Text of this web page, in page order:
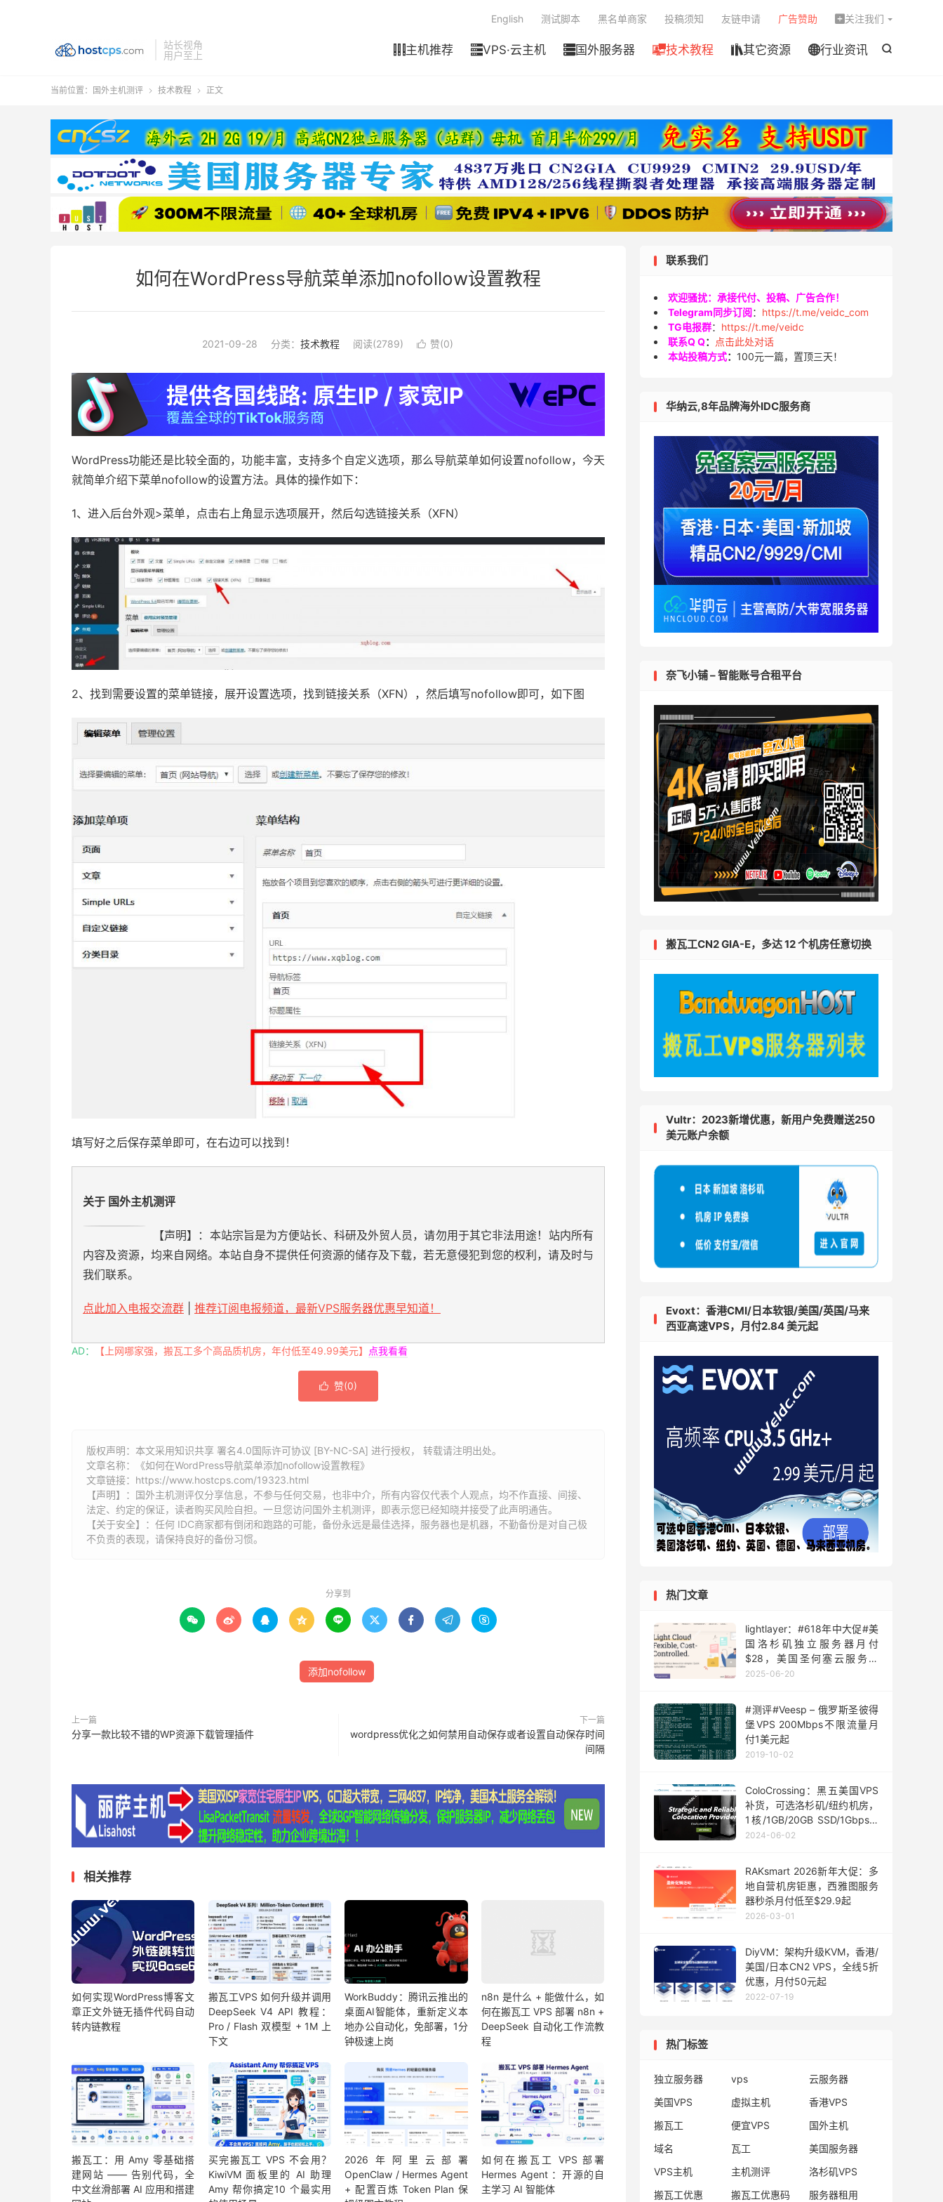
站长视角
用户至上

主机推荐 VPS·云主机 国外服务器 技术教程 其它资源 行业资讯
English 测试脚本 黑名单商家 投稿须知 友链申请 广告赞助  关注我们
当前位置： 国外主机测评  技术教程  正文
如何在WordPress导航菜单添加nofollow设置教程
2021-09-28 分类： 技术教程 阅读(2789)  赞(0)
WordPress功能还是比较全面的，功能丰富，支持多个自定义选项，那么导航菜单如何设置nofollow，今天
就简单介绍下菜单nofollow的设置方法。具体的操作如下：
1、进入后台外观>菜单，点击右上角显示选项展开，然后勾选链接关系（XFN）
2、找到需要设置的菜单链接，展开设置选项，找到链接关系（XFN），然后填写nofollow即可，如下图
填写好之后保存菜单即可，在右边可以找到！
关于 国外主机测评
【声明】：本站宗旨是为方便站长、科研及外贸人员，请勿用于其它非法用途！站内所有
内容及资源，均来自网络。本站自身不提供任何资源的储存及下载，若无意侵犯到您的权利，请及时与
我们联系。
点此加入电报交流群 推荐订阅电报频道，最新VPS服务器优惠早知道！
AD： 【上网哪家强，搬瓦工多个高品质机房，年付低至49.99美元】 点我看看
 赞(0)
版权声明：本文采用知识共享 署名4.0国际许可协议 [BY-NC-SA] 进行授权， 转载请注明出处。
文章名称：《如何在WordPress导航菜单添加nofollow设置教程》
文章链接： https://www.hostcps.com/19323.html
【声明】：国外主机测评仅分享信息，不参与任何交易，也非中介，所有内容仅代表个人观点，均不作直接、间接、
法定、约定的保证，读者购买风险自担。一旦您访问国外主机测评，即表示您已经知晓并接受了此声明通告。
【关于安全】：任何 IDC商家都有倒闭和跑路的可能，备份永远是最佳选择，服务器也是机器，不勤备份是对自己极
不负责的表现，请保持良好的备份习惯。
分享到
        
添加nofollow
上一篇
分享一款比较不错的WP资源下载管理插件
下一篇
wordpress优化之如何禁用自动保存或者设置自动保存时间
间隔
相关推荐
如何实现WordPress博客文
章正文外链无插件代码自动
转内链教程
搬瓦工VPS 如何升级并调用
DeepSeek V4 API 教程：
Pro / Flash 双模型 + 1M 上
下文
WorkBuddy：腾讯云推出的
桌面AI智能体，重新定义本
地办公自动化，免部署，1分
钟极速上岗
n8n 是什么 + 能做什么，如
何在搬瓦工 VPS 部署 n8n +
DeepSeek 自动化工作流教
程
搬瓦工：用 Amy 零基础搭
建网站 —— 告别代码，全
中文丝滑部署 AI 应用和搭建
买完搬瓦工 VPS 不会用？
KiwiVM 面板里的 AI 助理
Amy 帮你搞定10 个最实用
2026年阿里云部署
OpenClaw / Hermes Agent
+ 配置百炼 Token Plan 保
如何在搬瓦工 VPS 部署
Hermes Agent ：开源的自
主学习 AI 智能体
联系我们
欢迎骚扰：承接代付、投稿、广告合作！
Telegram同步订阅： https://t.me/veidc_com
TG电报群： https://t.me/veidc
联系Q Q：
点击此处对话
本站投稿方式： 100元一篇，置顶三天！
华纳云,8年品牌海外IDC服务商
奈飞小铺 – 智能账号合租平台
搬瓦工CN2 GIA-E，多达 12 个机房任意切换
Vultr：2023新增优惠，新用户免费赠送250
美元账户余额
Evoxt：香港CMI/日本软银/美国/英国/马来
西亚高速VPS，月付2.84 美元起
热门文章
lightlayer：#618年中大促#美
国洛杉矶独立服务器月付
$28，美国圣何塞云服务器
1Gbps带宽不限流量月付$9.9
2025-06-20
#测评#Veesp – 俄罗斯圣彼得
堡VPS 200Mbps不限流量月
付1美元起
2019-10-02
ColoCrossing：黑五美国VPS
补货，可选洛杉矶/纽约机房，
1核/1GB/20GB SSD/1Gbps@
不限流量，年付$10
2024-06-02
RAKsmart 2026新年大促：多
地自营机房钜惠，西雅图服务
器秒杀月付低至$29.9起
2026-03-01
DiyVM：架构升级KVM，香港/
美国/日本CN2 VPS，全线5折
优惠，月付50元起
2022-07-19
热门标签
独立服务器 vps
云服务器
美国VPS
虚拟主机
香港VPS
搬瓦工
便宜VPS
国外主机
域名
瓦工
美国服务器
VPS主机
主机测评
洛杉矶VPS
搬瓦工优惠
搬瓦工优惠码 服务器租用